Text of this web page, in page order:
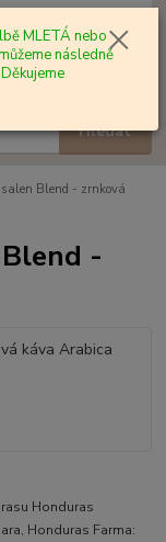
Hledat
za0,00 Kč
Blend - zrnková
-
Honduras
Honduras Farma:
MLETÁ nebo
následně